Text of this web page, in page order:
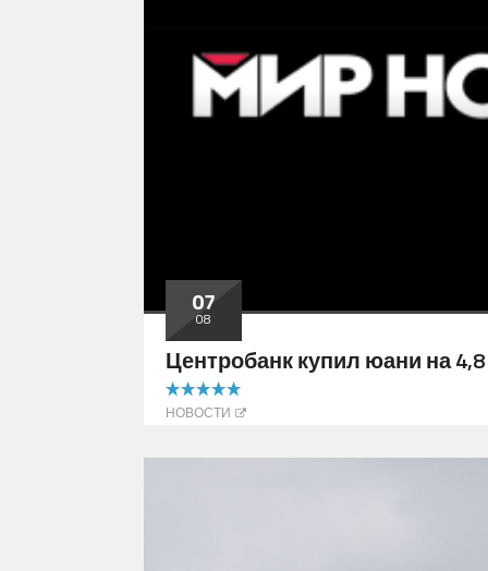
07
08
Центробанк купил юани на
5.00 out of 5
НОВОСТИ